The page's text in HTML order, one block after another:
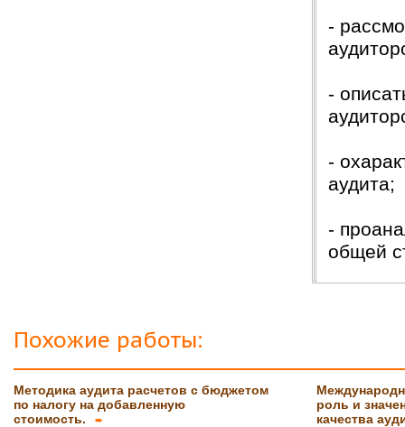
-
-
-
аудита;
-
общей
Похожие работы:
Методика аудита расчетов с бюджетом
по налогу на добавленную
стоимость.
➨
роль и
качества